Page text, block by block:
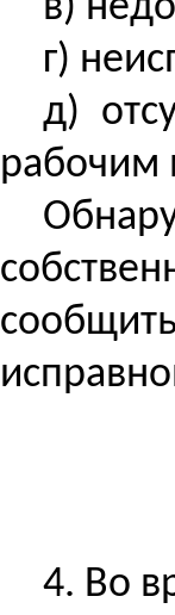
г)
д)
рабочим
4. Во